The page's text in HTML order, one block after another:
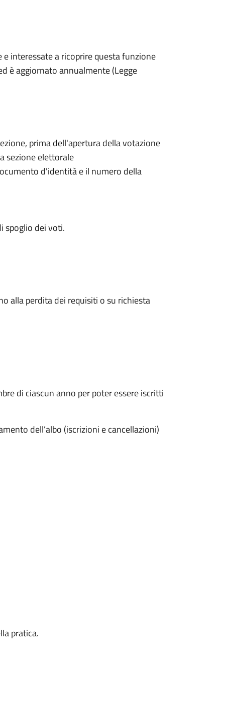
interessate a ricoprire questa funzione
è aggiornato annualmente (Legge
prima dell'apertura della votazione
sezione elettorale
d'identità e il numero della
spoglio dei voti.
alla perdita dei requisiti o su richiesta
di ciascun anno per poter essere iscritti
dell’albo (iscrizioni e cancellazioni)
pratica.